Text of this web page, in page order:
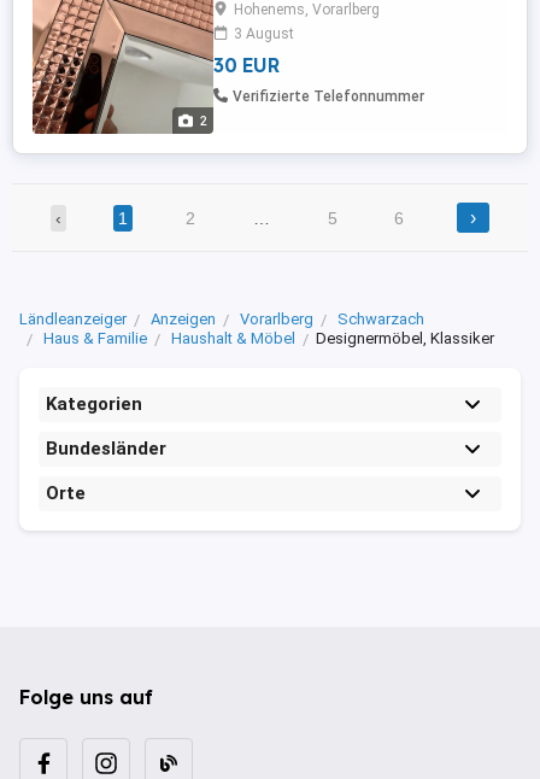
2
Hohenems, Vorarlberg
3 August
30 EUR
Verifizierte Telefonnummer
‹ 1 2 5 6 ›
Ländleanzeiger Anzeigen Vorarlberg
Schwarzach
Haus & Familie
Haushalt & Möbel Designermöbel, Klassiker
Kategorien
Bundesländer
Orte
Folge uns auf